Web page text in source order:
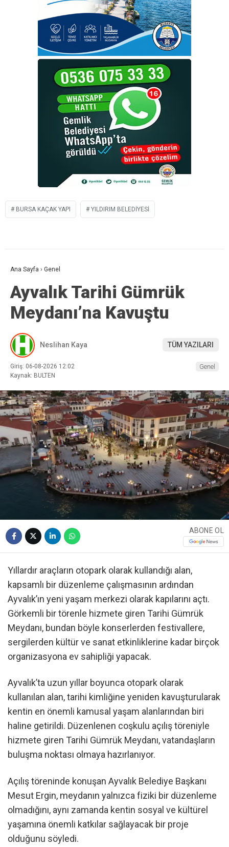
BURSA KAÇAK YAPI YILDIRIM BELEDIYESI
Ana Sayfa › Genel
Ayvalık Tarihi Gümrük
Meydanı’na Kavuştu
Neslihan Kaya TÜM YAZILARI
Giriş: 06-08-2026 12:02
Kaynak: BULTEN
Genel
ABONE OL
Yıllardır araçların otopark olarak kullandığı alan,
kapsamlı bir düzenleme çalışmasının ardından
Ayvalık’ın yeni yaşam merkezi olarak kapılarını açtı.
Görkemli bir törenle hizmete giren Tarihi Gümrük
Meydanı, bundan böyle konserlerden festivallere,
sergilerden kültür ve sanat etkinliklerine kadar birçok
organizasyona ev sahipliği yapacak.
Ayvalık’ta uzun yıllar boyunca otopark olarak
kullanılan alan, tarihi kimliğine yeniden kavuşturularak
kentin en önemli kamusal yaşam alanlarından biri
haline getirildi. Düzenlenen coşkulu açılış töreniyle
hizmete giren Tarihi Gümrük Meydanı, vatandaşların
buluşma noktası olmaya hazırlanıyor.
Açılış töreninde konuşan Ayvalık Belediye Başkanı
Mesut Ergin, meydanın yalnızca fiziki bir düzenleme
olmadığını, aynı zamanda kentin sosyal ve kültürel
yaşamına önemli katkılar sağlayacak bir proje
olduğunu söyledi.